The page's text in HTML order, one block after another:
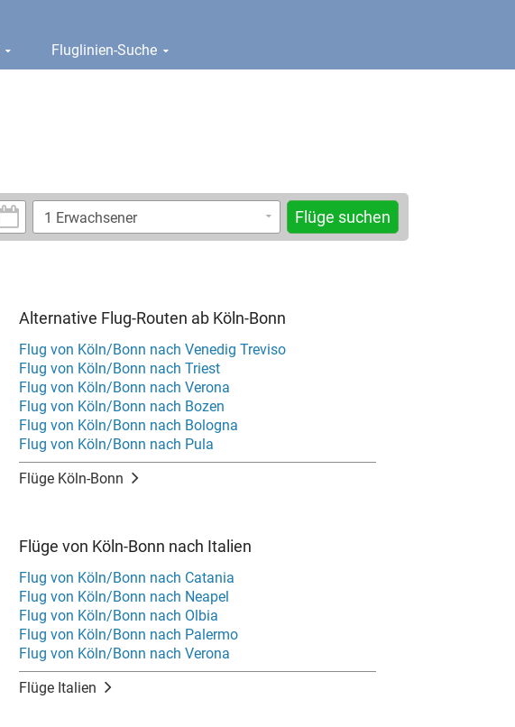
Fluglinien-Suche
Flüge suchen
Alternative Flug-Routen ab Köln-Bonn
Flug von Köln/Bonn nach Venedig Treviso
Flug von Köln/Bonn nach Triest
Flug von Köln/Bonn nach Verona
Flug von Köln/Bonn nach Bozen
Flug von Köln/Bonn nach Bologna
Flug von Köln/Bonn nach Pula
Flüge Köln-Bonn
Flüge von Köln-Bonn nach Italien
Flug von Köln/Bonn nach Catania
Flug von Köln/Bonn nach Neapel
Flug von Köln/Bonn nach Olbia
Flug von Köln/Bonn nach Palermo
Flug von Köln/Bonn nach Verona
Flüge Italien